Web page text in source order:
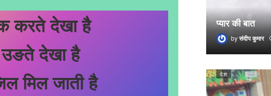
करते देखा है
देखा है
मिल जाती है
प्यार की बात
byसंदीप कुमार
देश